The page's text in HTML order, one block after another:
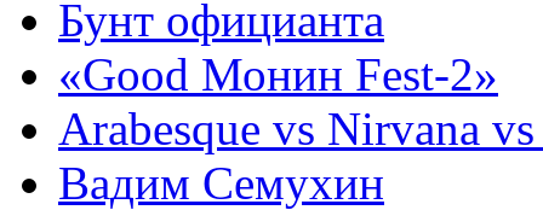
Бунт официанта
«Good Монин Fest-2»
Arabesque vs Nirvana
Вадим Семухин